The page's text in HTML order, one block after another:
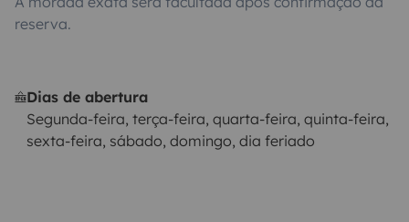
reserva.
Dias de abertura
Segunda-feira, terça-feira, quarta-feira, quinta-feira,
sexta-feira, sábado, domingo, dia feriado